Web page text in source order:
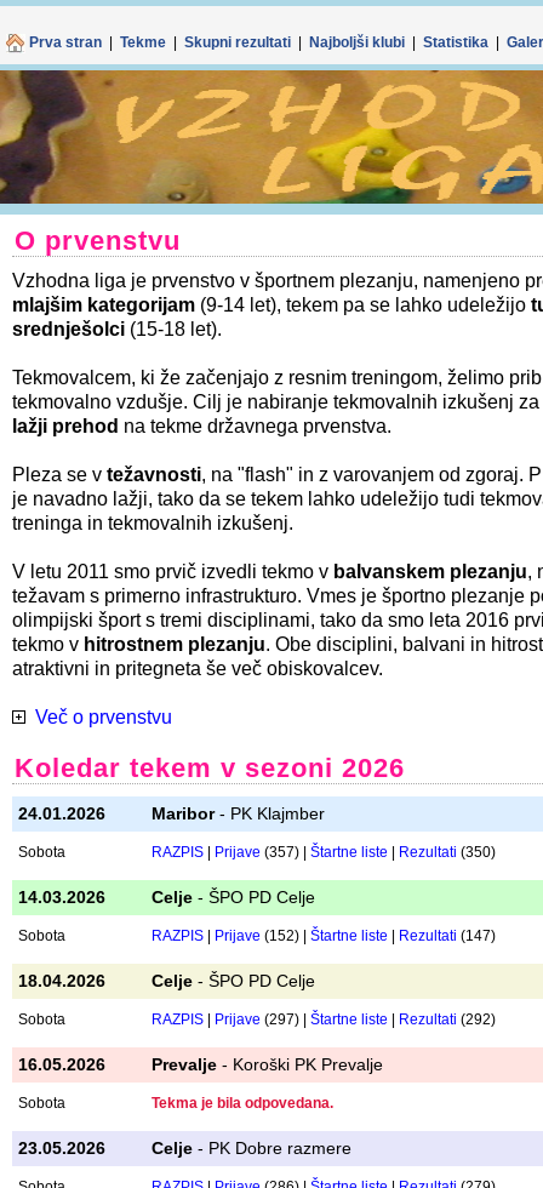
Spletno
Z nadaljnjo
Prva stran| Tekme|
Vzhodna liga je prvenstvo v športnem plezanju, namenjeno
mlajšim kategorijam (9-14 let), tekem pa se lahko udeležijo
srednješolci(15-18 let).
Tekmovalcem, ki že začenjajo z resnim treningom, želimo
tekmovalno vzdušje. Cilj je nabiranje tekmovalnih izkušenj
lažji prehod na tekme državnega prvenstva.
Pleza se vtežavnosti , na "flash" in z varovanjem od zgoraj.
je navadno lažji, tako da se tekem lahko udeležijo tudi
treninga in tekmovalnih izkušenj.
V letu 2011 smo prvič izvedli tekmo vbalvanskem plezanju,
težavam s primerno infrastrukturo. Vmes je športno plezanje
olimpijski šport s tremi disciplinami, tako da smo leta 2016
tekmo v
hitrostnem plezanju. Obe disciplini, balvani in
atraktivni in pritegneta še več obiskovalcev.
Koledar tekem v sezoni 2026
24.01.2026 Maribor - PK Klajmber
Sobota RAZPIS|Prijave(357) |Štartne liste
14.03.2026 Celje- ŠPO PD Celje
Sobota RAZPIS |Prijave(152) |Štartne liste